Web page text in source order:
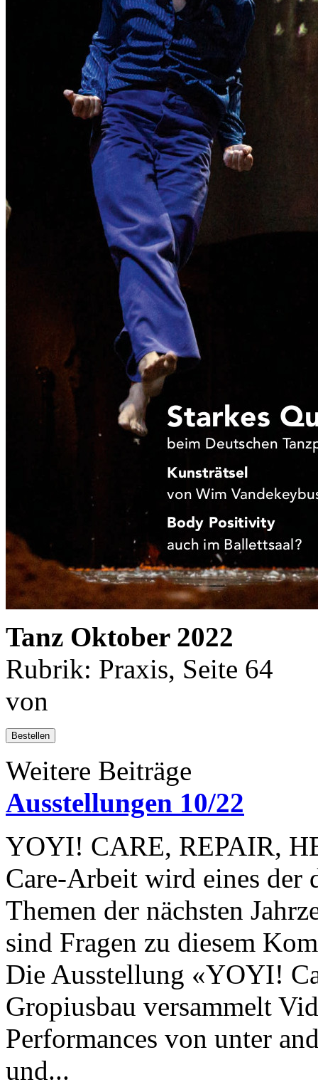
Tanz Oktober 2022
Rubrik: Praxis, Seite 64
von
Bestellen
Weitere Beiträge
Ausstellungen 10/22
YOYI! CARE, REPAIR,
Care-Arbeit wird eines der
Themen der nächsten
sind Fragen zu diesem
Die Ausstellung «YOYI!
Gropiusbau versammelt
Performances von unter
und...